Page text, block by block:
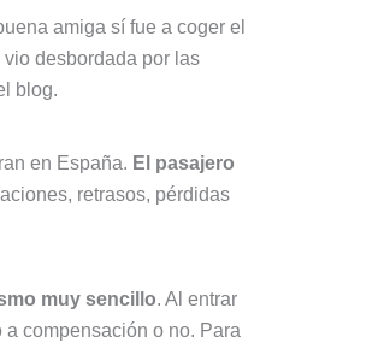
amiga sí fue a coger el
desbordada por las
blog.
en España. El pasajero
retrasos, pérdidas
muy sencillo. Al entrar
compensación o no. Para